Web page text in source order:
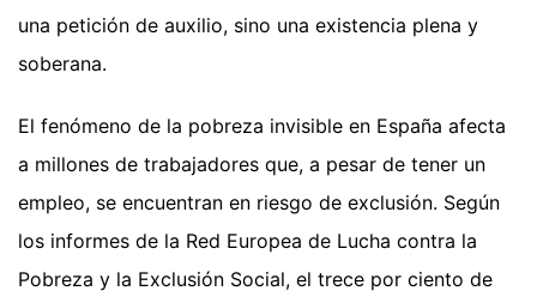
una petición de auxilio, sino una existencia plena y
soberana.
El fenómeno de la pobreza invisible en España afecta
a millones de trabajadores que, a pesar de tener un
empleo, se encuentran en riesgo de exclusión. Según
los informes de la Red Europea de Lucha contra la
Pobreza y la Exclusión Social, el trece por ciento de